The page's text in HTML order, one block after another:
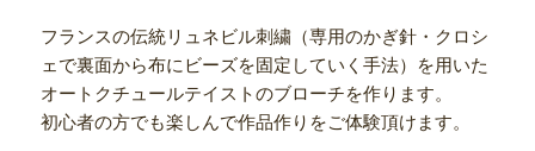
フランスの伝統リュネビル刺繍（専用のかぎ針・クロシ
ェで裏面から布にビーズを固定していく手法）を用いた
オートクチュールテイストのブローチを作ります。
初心者の方でも楽しんで作品作りをご体験頂けます。